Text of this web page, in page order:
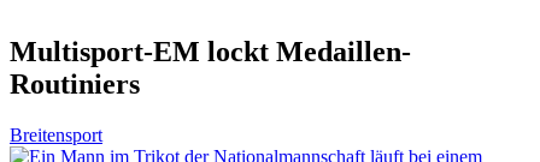
Multisport-EM lockt Medaillen-
Routiniers
Breitensport